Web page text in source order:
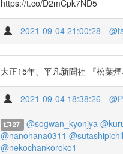
https://t.co/D2mCpk7ND5
2021-09-04 21:00:28
大正15年、平凡新聞社 『松葉
2021-09-04 18:38:26
27 @sogwan_kyonjya
@nanohana0311
@nekochankoroko1